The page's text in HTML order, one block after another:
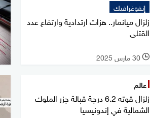
إنفوغرافيك
زلزال ميانمار.. هزات ارتدادية وارتفاع عدد
القتلى
l 30 مارس 2025
عالم
زلزال قوته 6.2 درجة قبالة جزر الملوك
الشمالية في إندونيسيا